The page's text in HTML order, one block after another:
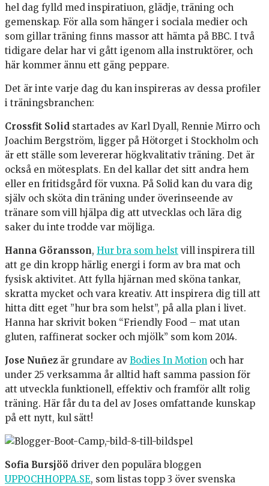
hel dag fylld med inspiratiuon, glädje, träning och
gemenskap. För alla som hänger i sociala medier och
som gillar träning finns massor att hämta på BBC. I två
tidigare delar har vi gått igenom alla instruktörer, och
här kommer ännu ett gäng peppare.
Det är inte varje dag du kan inspireras av dessa profiler
i träningsbranchen:
Crossfit Solid startades av Karl Dyall, Rennie Mirro och
Joachim Bergström, ligger på Hötorget i Stockholm och
är ett ställe som levererar högkvalitativ träning. Det är
också en mötesplats. En del kallar det sitt andra hem
eller en fritidsgård för vuxna. På Solid kan du vara dig
själv och sköta din träning under överinseende av
tränare som vill hjälpa dig att utvecklas och lära dig
saker du inte trodde var möjliga.
Hanna Göransson, Hur bra som helst vill inspirera till
att ge din kropp härlig energi i form av bra mat och
fysisk aktivitet. Att fylla hjärnan med sköna tankar,
skratta mycket och vara kreativ. Att inspirera dig till att
hitta ditt eget ”hur bra som helst”, på alla plan i livet.
Hanna har skrivit boken “Friendly Food – mat utan
gluten, raffinerat socker och mjölk” som kom 2014.
Jose Nuñez är grundare av Bodies In Motion och har
under 25 verksamma år alltid haft samma passion för
att utveckla funktionell, effektiv och framför allt rolig
träning. Här får du ta del av Joses omfattande kunskap
på ett nytt, kul sätt!
Sofia Bursjöö driver den populära bloggen
UPPOCHHOPPA.SE, som listas topp 3 över svenska